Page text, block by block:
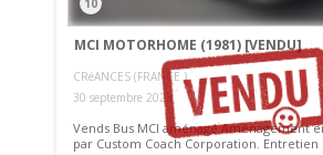
MCI MOTORHOME (1981) [VENDU]
CRéANCES (FRANCE )
30 septembre 2023
Vends Bus MCI aménagé Aménagement
par Custom Coach Corporation. Entretien